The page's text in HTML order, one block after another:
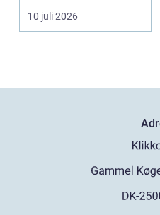
10 juli 2026